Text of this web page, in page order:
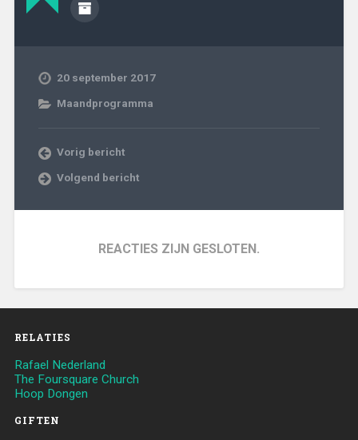
20 september 2017
Maandprogramma
Vorig bericht
Volgend bericht
REACTIES ZIJN GESLOTEN.
RELATIES
Rafael Nederland
The Foursquare Church
Hoop Dongen
GIFTEN